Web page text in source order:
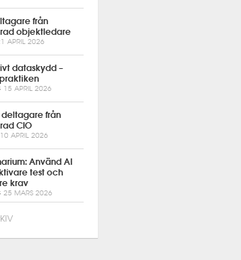
från
objektledare
APRIL 2026
dataskydd –
praktiken
15 APRIL 2026
från
CIO
APRIL 2026
Använd AI
test och
krav
25 MARS 2026